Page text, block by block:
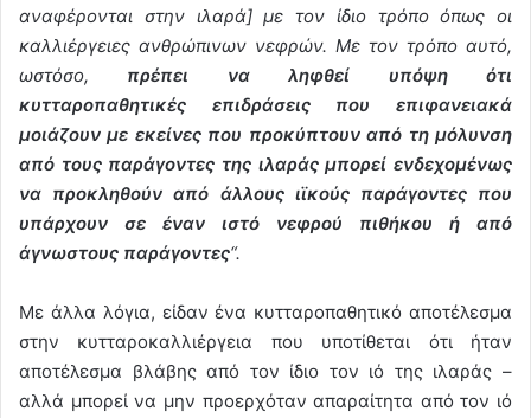
αναφέρονται στην ιλαρά] με τον ίδιο τρόπο όπως οι
καλλιέργειες ανθρώπινων νεφρών. Με τον τρόπο αυτό,
ωστόσο, πρέπει να ληφθεί υπόψη ότι
κυτταροπαθητικές επιδράσεις που επιφανειακά
μοιάζουν με εκείνες που προκύπτουν από τη μόλυνση
από τους παράγοντες της ιλαράς μπορεί ενδεχομένως
να προκληθούν από άλλους ιϊκούς παράγοντες που
υπάρχουν σε έναν ιστό νεφρού πιθήκου ή από
άγνωστους παράγοντες“.
Με άλλα λόγια, είδαν ένα κυτταροπαθητικό αποτέλεσμα
στην κυτταροκαλλιέργεια που υποτίθεται ότι ήταν
αποτέλεσμα βλάβης από τον ίδιο τον ιό της ιλαράς –
αλλά μπορεί να μην προερχόταν απαραίτητα από τον ιό